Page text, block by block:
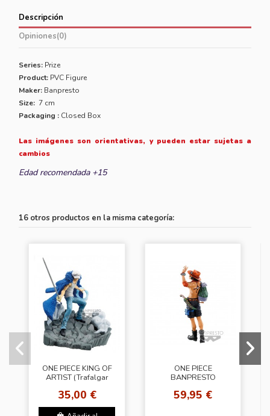
Descripción
Opiniones(0)
Series: Prize
Product: PVC Figure
Maker: Banpresto
Size: 7 cm
Packaging : Closed Box
Las imágenes son orientativas, y pueden estar sujetas a
cambios
Edad recomendada +15
16 otros productos en la misma categoría:
ONE PIECE KING OF
ARTIST (Trafalgar
35,00 €
ONE PIECE
BANPRESTO
COLOSSEUM 3
59,95 €